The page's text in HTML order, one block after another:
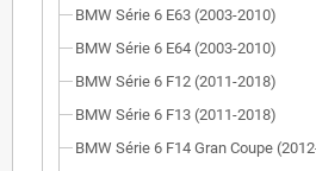
BMW Série 6 E63 (2003-2010)
BMW Série 6 E64 (2003-2010)
BMW Série 6 F12 (2011-2018)
BMW Série 6 F13 (2011-2018)
BMW Série 6 F14 Gran Coupe